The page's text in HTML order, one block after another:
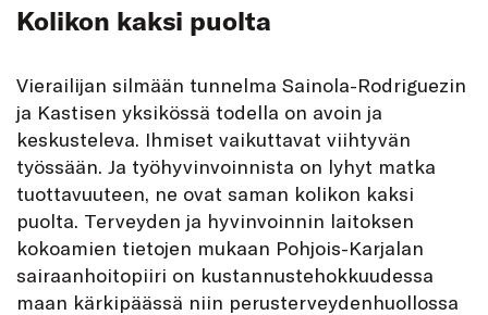
Kolikon kaksi puolta
Vierailijan silmään tunnelma Sainola-Rodriguezin
ja Kastisen yksikössä todella on avoin ja
keskusteleva. Ihmiset vaikuttavat viihtyvän
työssään. Ja työhyvinvoinnista on lyhyt matka
tuottavuuteen, ne ovat saman kolikon kaksi
puolta. Terveyden ja hyvinvoinnin laitoksen
kokoamien tietojen mukaan Pohjois-Karjalan
sairaanhoitopiiri on kustannustehokkuudessa
maan kärkipäässä niin perusterveydenhuollossa